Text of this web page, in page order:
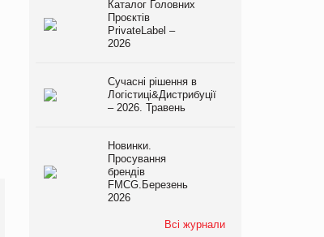
Каталог Головних
Проєктів
PrivateLabel –
2026
Сучасні рішення в
Логістиці&Дистрибуції
– 2026. Травень
Новинки.
Просування
брендів
FMCG.Березень
2026
Всі журнали